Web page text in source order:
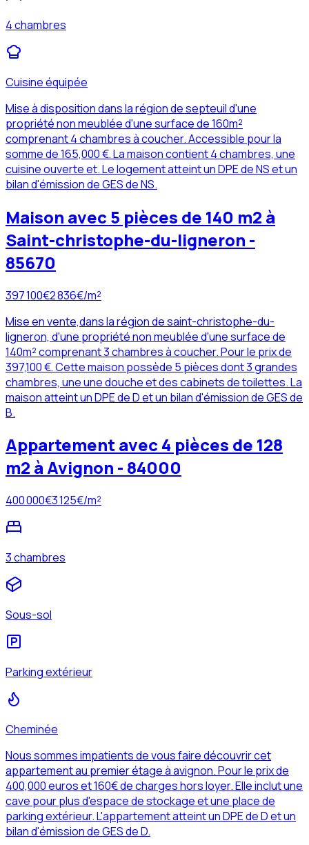
4 chambres
Cuisine équipée
Mise à disposition dans la région de septeuil d'une
propriété non meublée d'une surface de 160m²
comprenant 4 chambres à coucher. Accessible pour la
somme de 165,000 €. La maison contient 4 chambres, une
cuisine ouverte et. Le logement atteint un DPE de NS et un
bilan d'émission de GES de NS.
Maison avec 5 pièces de 140 m2 à
Saint-christophe-du-ligneron -
85670
397 100€2 836€/m²
Mise en vente,dans la région de saint-christophe-du-
ligneron, d'une propriété non meublée d'une surface de
140m² comprenant 3 chambres à coucher. Pour le prix de
397,100 €. Cette maison possède 5 pièces dont 3 grandes
chambres, une une douche et des cabinets de toilettes. La
maison atteint un DPE de D et un bilan d'émission de GES de
B.
Appartement avec 4 pièces de 128
m2 à Avignon - 84000
400 000€3 125€/m²
3 chambres
Sous-sol
Parking extérieur
Cheminée
Nous sommes impatients de vous faire découvrir cet
appartement au premier étage à avignon. Pour le prix de
400,000 euros et 160€ de charges hors loyer. Elle inclut une
cave pour plus d'espace de stockage et une place de
parking extérieur. L'appartement atteint un DPE de D et un
bilan d'émission de GES de D.